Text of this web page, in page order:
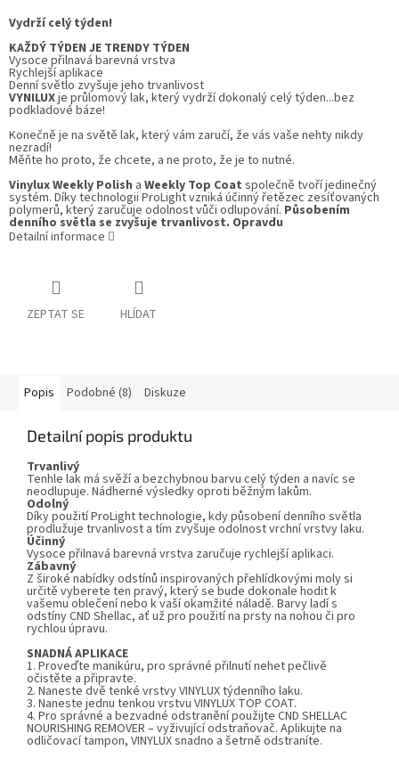
Vydrží celý týden!
KAŽDÝ TÝDEN JE TRENDY TÝDEN
Vysoce přilnavá barevná vrstva
Rychlejší aplikace
Denní světlo zvyšuje jeho trvanlivost
VYNILUXje průlomový lak, který vydrží dokonalý celý týden...bez
podkladové báze!
Konečně je na světě lak, který vám zaručí, že vás vaše nehty nikdy
nezradí!
Měňte ho proto, že chcete, a ne proto, že je to nutné.
VinyluxWeekly Polish a Weekly Top Coat společně tvoří jedinečný
systém. Díky technologii ProLight vzniká účinný řetězec zesíťovaných
polymerů, který zaručuje odolnost vůči odlupování. Působením
denního světla se zvyšuje trvanlivost. Opravdu
Detailní informace
ZEPTAT SE HLÍDAT
Popis Podobné (8) Diskuze
Detailní popis produktu
Trvanlivý
Tenhle lak má svěží a bezchybnou barvu celý týden a navíc se
neodlupuje. Nádherné výsledky oproti běžným lakům.
Odolný
Díky použití ProLight technologie, kdy působení denního světla
prodlužuje trvanlivost a tím zvyšuje odolnost vrchní vrstvy laku.
Účinný
Vysoce přilnavá barevná vrstva zaručuje rychlejší aplikaci.
Zábavný
Z široké nabídky odstínů inspirovaných přehlídkovými moly si
určitě vyberete ten pravý, který se bude dokonale hodit k
vašemu oblečení nebo k vaší okamžité náladě. Barvy ladí s
odstíny CND Shellac, ať už pro použití na prsty na nohou či pro
rychlou úpravu.
SNADNÁ APLIKACE
1. Proveďte manikúru, pro správné přilnutí nehet pečlivě
očistěte a připravte.
2. Naneste dvě tenké vrstvy VINYLUX týdenního laku.
3. Naneste jednu tenkou vrstvu VINYLUX TOP COAT.
4. Pro správné a bezvadné odstranění použijte CND SHELLAC
NOURISHING REMOVER – vyživující odstraňovač. Aplikujte na
odličovací tampon, VINYLUX snadno a šetrně odstraníte.